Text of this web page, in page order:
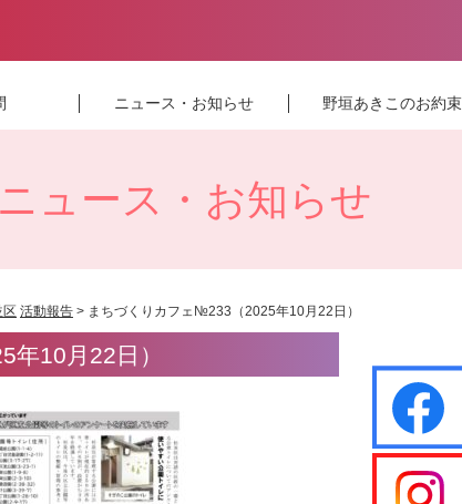
ニュース・お知らせ 野垣あきこのお約束
ニュース・お知らせ
区 活動報告 > まちづくりカフェ№233（2025年10月22日）
10月22日）